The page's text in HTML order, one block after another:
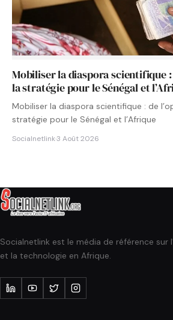
Mobiliser la diaspora scientifique
la stratégie pour le Sénégal et
Mobiliser la diaspora scientifique : de
stratégie pour le Sénégal et l’Afrique
Socialnetlink·3 Août 2026
Socialnetlink est le média de référence sur
et la technologie en Afrique.